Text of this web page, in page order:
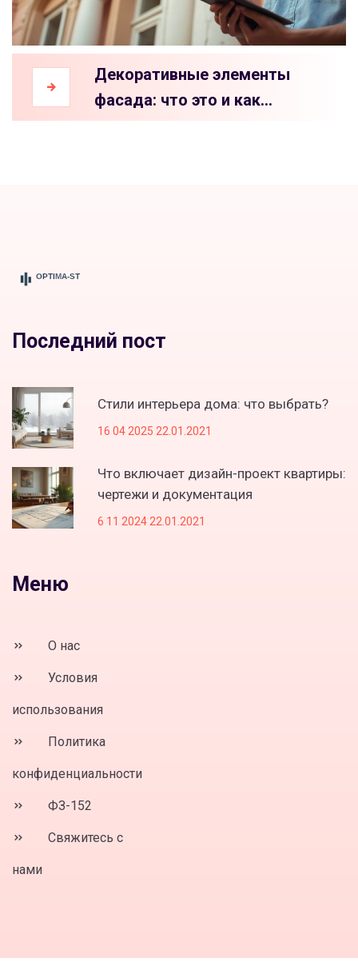
Декоративные элементы
фасада: что это и как
использовать
Последний пост
Стили интерьера дома: что выбрать?
16 04 2025 22.01.2021
Что включает дизайн-проект квартиры:
чертежи и документация
6 11 2024 22.01.2021
Меню
О нас
Условия
использования
Политика
конфиденциальности
ФЗ-152
Свяжитесь с
нами